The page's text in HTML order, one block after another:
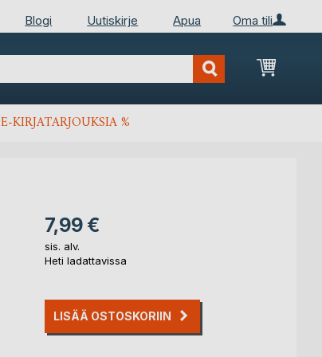
Oma tili
Blogi Uutiskirje Apua
E-KIRJATARJOUKSIA %
7,99 €
sis. alv.
Heti ladattavissa
LISÄÄ OSTOSKORIIN